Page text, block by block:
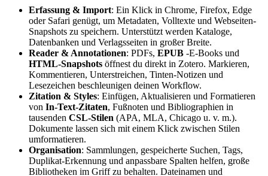
Erfassung & Import: Ein Klick in Chrome, Firefox, Edge
oder Safari genügt, um Metadaten, Volltexte und Webseiten-
Snapshots zu speichern. Unterstützt werden Kataloge,
Datenbanken und Verlagsseiten in großer Breite.
Reader & Annotationen: PDFs, EPUB -E-Books und
HTML-Snapshots öffnest du direkt in Zotero. Markieren,
Kommentieren, Unterstreichen, Tinten-Notizen und
Lesezeichen beschleunigen deinen Workflow.
Zitation & Styles: Einfügen, Aktualisieren und Formatieren
von In-Text-Zitaten, Fußnoten und Bibliographien in
tausenden CSL-Stilen (APA, MLA, Chicago u. v. m.).
Dokumente lassen sich mit einem Klick zwischen Stilen
umformatieren.
Organisation: Sammlungen, gespeicherte Suchen, Tags,
Duplikat-Erkennung und anpassbare Spalten helfen, große
Bibliotheken im Griff zu behalten. Dateinamen und